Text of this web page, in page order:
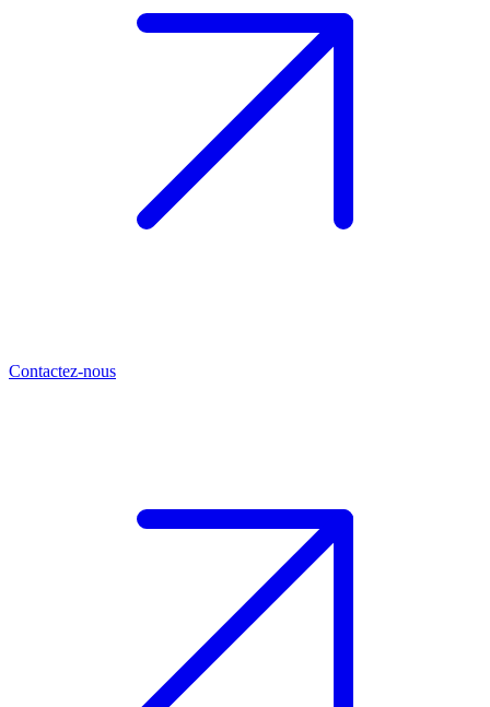
Contactez-nous